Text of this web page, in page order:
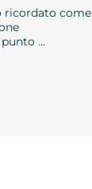
ricordato come
…